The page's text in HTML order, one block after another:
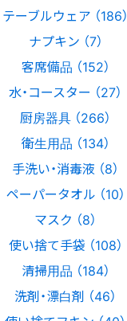
テーブルウェア （186）
ナプキン （7）
客席備品 （152）
水・コースター （27）
厨房器具 （266）
衛生用品 （134）
手洗い・消毒液 （8）
ペーパータオル （10）
マスク （8）
使い捨て手袋 （108）
清掃用品 （184）
洗剤・漂白剤 （46）